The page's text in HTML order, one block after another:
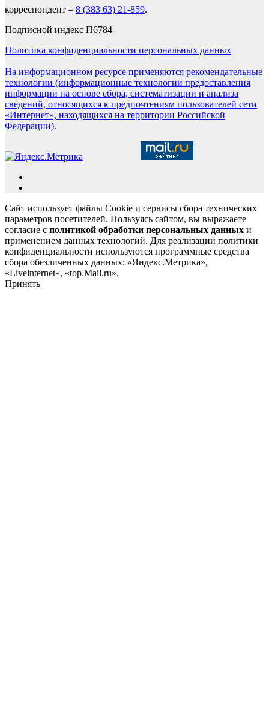
корреспондент – 8 (383 63) 21-859.
Подписной индекс П6784
Политика конфиденциальности персональных данных
На информационном ресурсе применяются рекомендательные
технологии (информационные технологии предоставления
информации на основе сбора, систематизации и анализа
сведений, относящихся к предпочтениям пользователей сети
«Интернет», находящихся на территории Российской
Федерации).
Сайт использует файлы Cookie и сервисы сбора технических
параметров посетителей. Пользуясь сайтом, вы выражаете
согласие с политикой обработки персональных данных и
применением данных технологий. Для реализации политики
конфиденциальности используются программные средства
сбора обезличенных данных: «Яндекс.Метрика»,
«Liveinternet», «top.Mail.ru».
Принять